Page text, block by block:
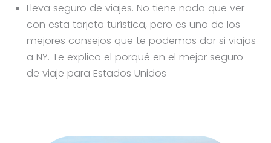
Lleva seguro de viajes. No tiene nada que ver
con esta tarjeta turística, pero es uno de los
mejores consejos que te podemos dar si viajas
a NY. Te explico el porqué en el mejor seguro
de viaje para Estados Unidos